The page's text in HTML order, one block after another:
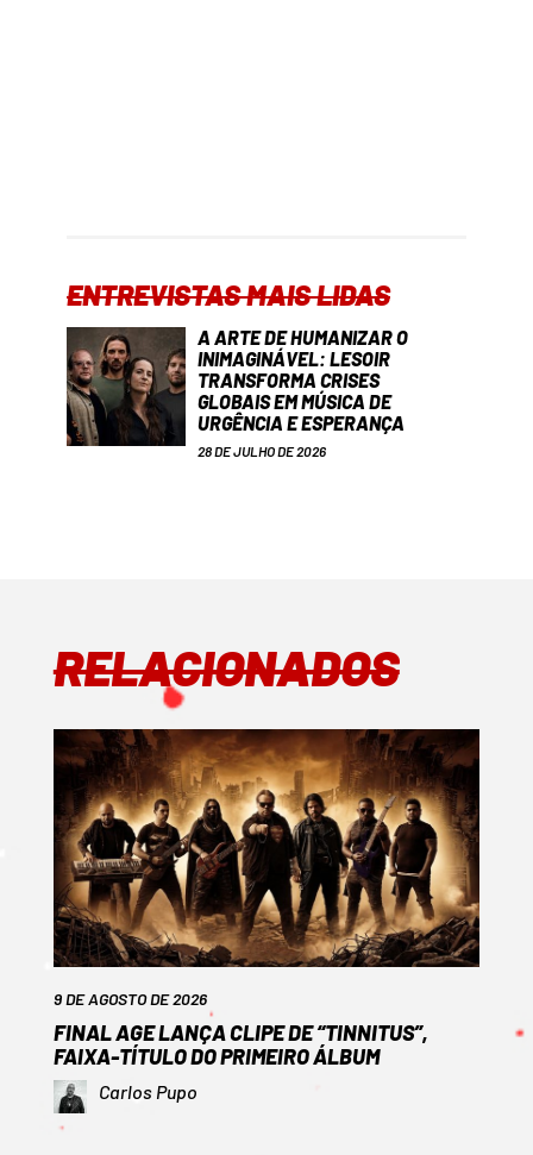
ENTREVISTAS MAIS LIDAS
A ARTE DE HUMANIZAR O
INIMAGINÁVEL: LESOIR
TRANSFORMA CRISES
GLOBAIS EM MÚSICA DE
URGÊNCIA E ESPERANÇA
28 DE JULHO DE 2026
RELACIONADOS
9 DE AGOSTO DE 2026
FINAL AGE LANÇA CLIPE DE “TINNITUS”,
FAIXA-TÍTULO DO PRIMEIRO ÁLBUM
Carlos Pupo